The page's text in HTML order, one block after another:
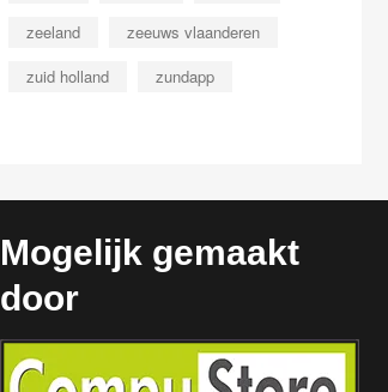
zeeland
zeeuws vlaanderen
zuid holland
zundapp
Mogelijk gemaakt
door